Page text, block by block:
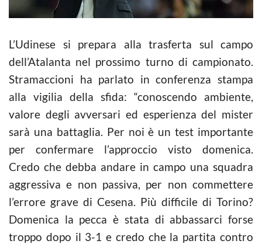
L’Udinese si prepara alla trasferta sul campo
dell’Atalanta nel prossimo turno di campionato.
Stramaccioni ha parlato in conferenza stampa
alla vigilia della sfida: “conoscendo ambiente,
valore degli avversari ed esperienza del mister
sarà una battaglia. Per noi è un test importante
per confermare l’approccio visto domenica.
Credo che debba andare in campo una squadra
aggressiva e non passiva, per non commettere
l’errore grave di Cesena. Più difficile di Torino?
Domenica la pecca è stata di abbassarci forse
troppo dopo il 3-1 e credo che la partita contro